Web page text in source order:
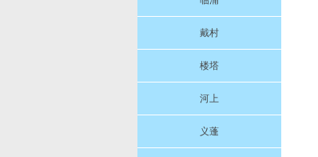
戴村
楼塔
河上
义蓬